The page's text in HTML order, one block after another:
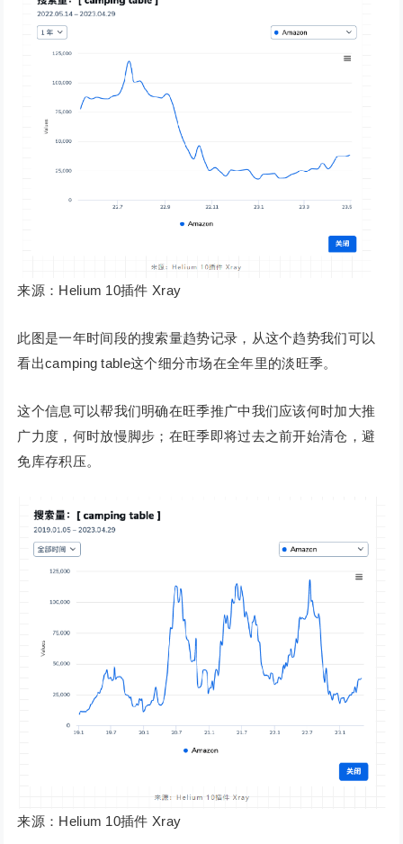
来源：Helium 10插件 Xray
此图是一年时间段的搜索量趋势记录，从这个趋势我们可以
看出camping table这个细分市场在全年里的淡旺季。
这个信息可以帮我们明确在旺季推广中我们应该何时加大推
广力度，何时放慢脚步；在旺季即将过去之前开始清仓，避
免库存积压。
来源：Helium 10插件 Xray